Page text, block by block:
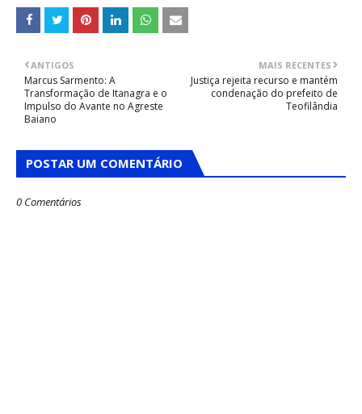
MAIS RECENTES
Justiça rejeita recurso e mantém
condenação do prefeito de
Teofilândia
ANTIGOS
Marcus Sarmento: A
Transformação de Itanagra e o
Impulso do Avante no Agreste
Baiano
POSTAR UM COMENTÁRIO
0 Comentários